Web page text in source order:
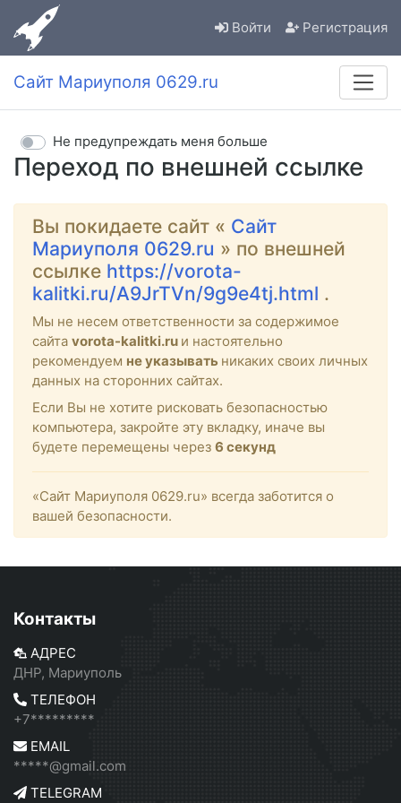
Войти Регистрация
Сайт Мариуполя 0629.ru
Переход по внешней ссылке
Не предупреждать меня больше
Вы покидаете сайт « Сайт
Мариуполя 0629.ru » по внешней
ссылке https://vorota-
kalitki.ru/A9JrTVn/9g9e4tj.html .
Мы не несем ответственности за содержимое
сайта vorota-kalitki.ru и настоятельно
рекомендуем не указывать никаких своих личных
данных на сторонних сайтах.
Если Вы не хотите рисковать безопасностью
компьютера, закройте эту вкладку, иначе вы
будете перемещены через 6 секунд
«Сайт Мариуполя 0629.ru» всегда заботится о
вашей безопасности.
Контакты
АДРЕС
ДНР, Мариуполь
ТЕЛЕФОН
+7*********
EMAIL
*****@gmail.com
TELEGRAM